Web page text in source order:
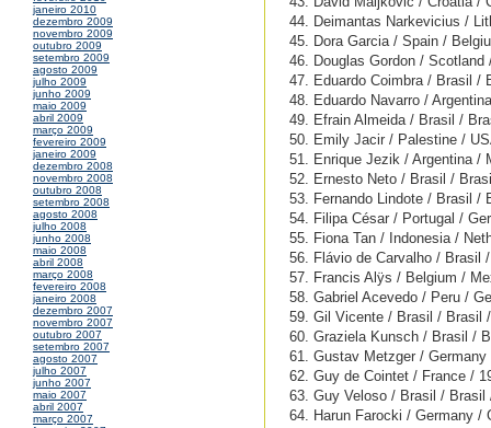
janeiro 2010
dezembro 2009
novembro 2009
outubro 2009
setembro 2009
agosto 2009
julho 2009
junho 2009
maio 2009
abril 2009
março 2009
fevereiro 2009
janeiro 2009
dezembro 2008
novembro 2008
outubro 2008
setembro 2008
agosto 2008
julho 2008
junho 2008
maio 2008
abril 2008
março 2008
fevereiro 2008
janeiro 2008
dezembro 2007
novembro 2007
outubro 2007
setembro 2007
agosto 2007
julho 2007
junho 2007
maio 2007
abril 2007
março 2007
44. Deimantas Narkevicius /
45. Dora Garcia / Spain /
46. Douglas Gordon /
47. Eduardo Coimbra / Brasil /
48. Eduardo Navarro /
49. Efrain Almeida / Brasil /
50. Emily Jacir / Palestine /
51. Enrique Jezik / Argentina /
52. Ernesto Neto / Brasil /
53. Fernando Lindote / Brasil /
54. Filipa César / Portugal /
55. Fiona Tan / Indonesia /
56. Flávio de Carvalho / Brasil
57. Francis Alÿs / Belgium /
58. Gabriel Acevedo / Peru /
59. Gil Vicente / Brasil / Brasil
60. Graziela Kunsch / Brasil /
61. Gustav Metzger /
62. Guy de Cointet / France /
63. Guy Veloso / Brasil / Brasil
64. Harun Farocki / Germany /